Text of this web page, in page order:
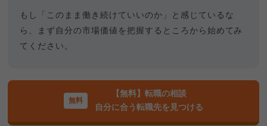
もし「このまま働き続けていいのか」と感じているな
ら、まず自分の市場価値を把握するところから始めてみ
てください。
【無料】転職の相談
自分に合う転職先を見つける